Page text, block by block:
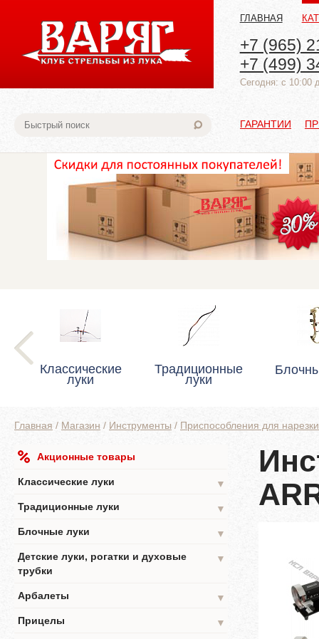
ГЛАВНАЯ
+7 (965)
+7 (499)
Cегодня: с 10:00
ГАРАНТИИ
Классические
луки
Традиционные
луки
Главная / Магазин / Инструменты / Приспособления для
Акционные товары
Классические луки
▼
Традиционные луки
▼
Блочные луки
▼
Детские луки, рогатки и духовые
трубки
▼
Арбалеты
▼
Прицелы
▼